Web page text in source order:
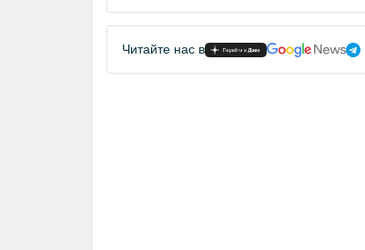
Читайте нас в